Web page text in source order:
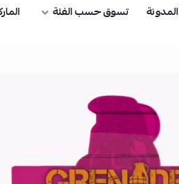
المدونة تسوق حسب الفئة